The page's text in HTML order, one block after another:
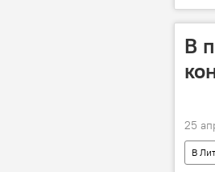
газ
В
25
В